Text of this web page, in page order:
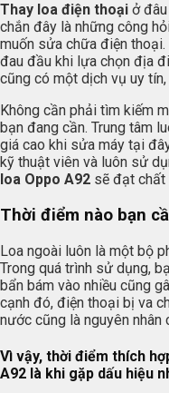
Thay loa điện thoại ở
chắn đây là những công
muốn sửa chữa điện
đau đầu khi lựa chọn địa
cũng có một dịch vụ uy
Không cần phải tìm kiếm
bạn đang cần. Trung tâm
giá cao khi sửa máy tại
kỹ thuật viên và luôn sử
loa Oppo A92 sẽ đạt chất
Thời điểm nào bạn
Loa ngoài luôn là một bộ
Trong quá trình sử dụng,
bẩn bám vào nhiều cũng
cạnh đó, điện thoại bị va
nước cũng là nguyên nhân
Vì vậy, thời điểm thích
A92 là khi gặp dấu hiệu